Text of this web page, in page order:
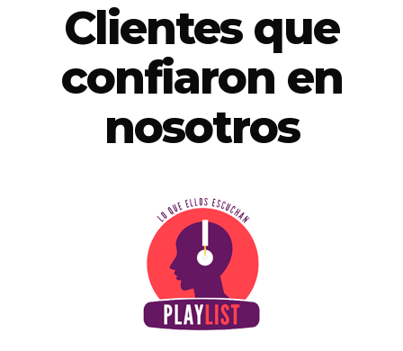
Clientes que
confiaron en
nosotros